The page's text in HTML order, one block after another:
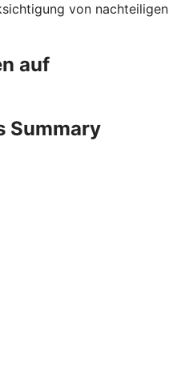
von nachteiligen
auf
Summary